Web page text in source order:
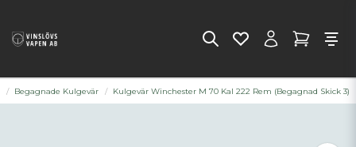
Begagnade Kulgevär Kulgevär Winchester M 70 Kal 222 Rem (Begagnad Skick 3)